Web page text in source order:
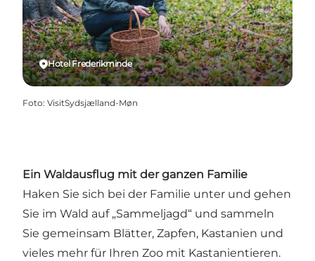
Hotel Frederikminde
Foto: VisitSydsjælland-Møn
Ein Waldausflug mit der ganzen Familie
Haken Sie sich bei der Familie unter und gehen
Sie im Wald auf „Sammeljagd“ und sammeln
Sie gemeinsam Blätter, Zapfen, Kastanien und
vieles mehr für Ihren Zoo mit Kastanientieren.